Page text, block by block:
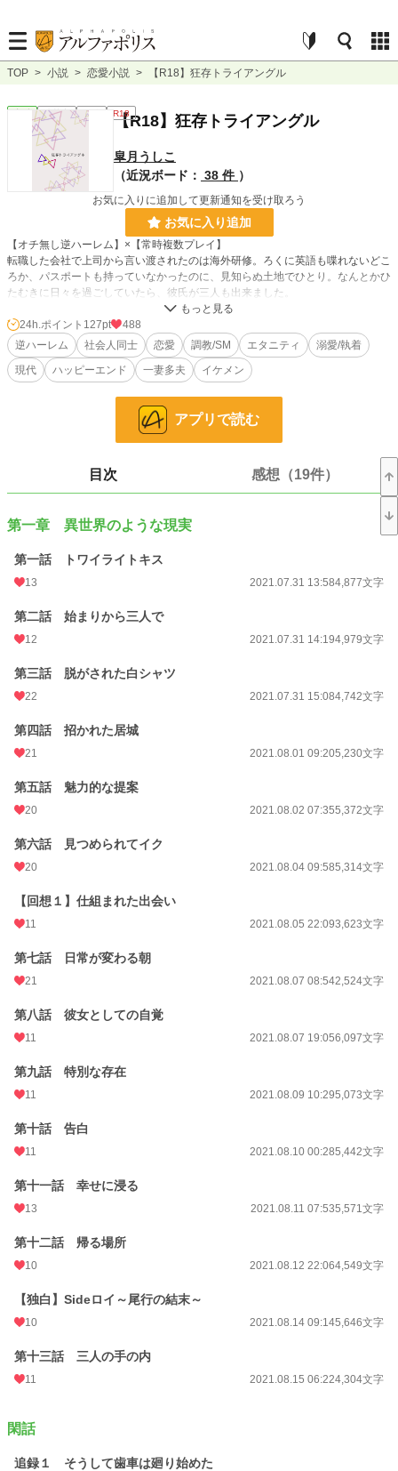
TOP > 小説 > 恋愛小説 > 【R18】狂存トライアングル
連載中 長編 R18
【R18】狂存トライアングル
皐月うしこ
（近況ボード： 38 件 ）
お気に入りに追加して更新通知を受け取ろう
お気に入り追加
【オチ無し逆ハーレム】×【常時複数プレイ】
転職した会社で上司から言い渡されたのは海外研修。ろくに英語も喋れないどこ
ろか、パスポートも持っていなかったのに、見知らぬ土地でひとり。なんとかひ
たむきに日々を過ごしていたら、彼氏が三人も出来ました。
（直接表現あり/エロだけもあればエロ無しもある/ハッピーエンド予定）
※ムーンライトノベルズも同時連載中
小説 9,522 位 / 228,834 件
4,213 位 / 66,375 件
127 pt
更新日時 2023.09.22 20:00
初回公開日時 2021.07.31 13:58
累計ポイント
24h.ポイント 127pt
488
逆ハーレム
社会人同士 恋愛 調教/SM エタニティ
溺愛/執着
現代
ハッピーエンド 一妻多夫 イケメン
アプリで読む
目次 感想（19件）
第一章 異世界のような現実
第一話 トワイライトキス
13 2021.07.31 13:584,877文字
第二話 始まりから三人で
12 2021.07.31 14:194,979文字
第三話 脱がされた白シャツ
22 2021.07.31 15:084,742文字
第四話 招かれた居城
21 2021.08.01 09:205,230文字
第五話 魅力的な提案
20 2021.08.02 07:355,372文字
第六話 見つめられてイク
20 2021.08.04 09:585,314文字
【回想１】仕組まれた出会い
11 2021.08.05 22:093,623文字
第七話 日常が変わる朝
21 2021.08.07 08:542,524文字
第八話 彼女としての自覚
11 2021.08.07 19:056,097文字
第九話 特別な存在
11 2021.08.09 10:295,073文字
第十話 告白
11 2021.08.10 00:285,442文字
第十一話 幸せに浸る
13 2021.08.11 07:535,571文字
第十二話 帰る場所
10 2021.08.12 22:064,549文字
【独白】Sideロイ～尾行の結末～
10 2021.08.14 09:145,646文字
第十三話 三人の手の内
11 2021.08.15 06:224,304文字
閑話
追録１ そうして歯車は廻り始めた